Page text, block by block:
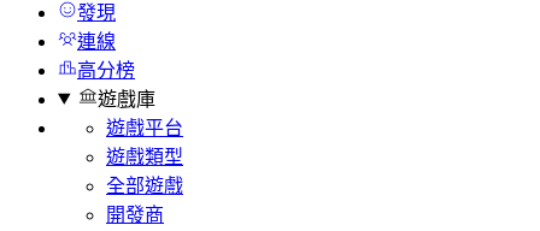
發現
連線
高分榜
遊戲庫
遊戲平台
遊戲類型
全部遊戲
開發商